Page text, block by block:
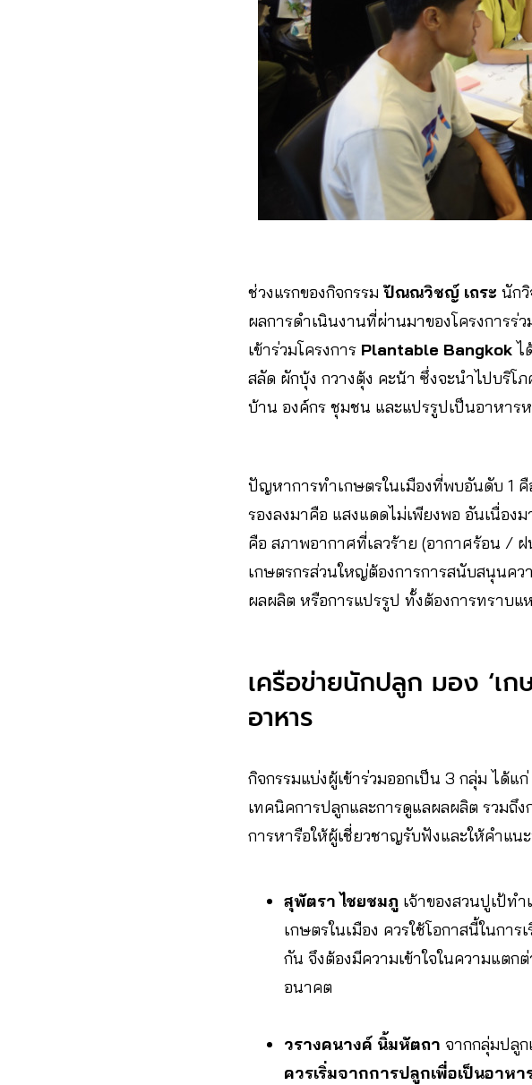
ช่วงแรกของกิจกรรมปัณณวิชญ์ เถระ นัก
ผลการดำเนินงานที่ผ่านมาของโครงการร่
เข้าร่วมโครงการ Plantable Bangkok ไ
สลัด ผักบุ้ง กวางตุ้ง คะน้า ซึ่งจะนำไปบริโ
บ้าน องค์กร ชุมชน และแปรรูปเป็นอาหาร
ปัญหาการทำเกษตรในเมืองที่พบอันดับ 1
รองลงมาคือ แสงแดดไม่เพียงพอ อันเนื่อ
คือ สภาพอากาศที่เลวร้าย (อากาศร้อน /
เกษตรกรส่วนใหญ่ต้องการการสนับสนุนคว
ผลผลิต หรือการแปรรูป ทั้งต้องการทราบ
เครือข่ายนักปลูก มอง ‘เ
อาหาร
กิจกรรมแบ่งผู้เข้าร่วมออกเป็น 3 กลุ่ม ได้แก่
เทคนิคการปลูกและการดูแลผลผลิต รวมถึ
การหารือให้ผู้เชี่ยวชาญรับฟังและให้คำแน
สุพัตรา ไชยชมภู เจ้าของสวนปูเป้ท
เกษตรในเมือง ควรใช้โอกาสนี้ในกา
กัน จึงต้องมีความเข้าใจในความแต
อนาคต
วรางคนางค์ นิ้มหัตถา จากกลุ่มปลู
ควรเริ่มจากการปลูกเพื่อเป็นอาห